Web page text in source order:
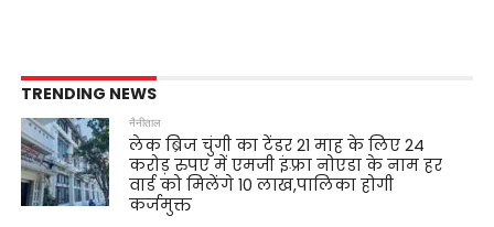
TRENDING NEWS
नैनीताल
लेक ब्रिज चुंगी का टेंडर 21 माह के लिए 24
करोड़ रुपए में एमजी इंफ़्रा नोएडा के नाम हर
वार्ड को मिलेंगे 10 लाख,पालिका होगी
कर्जमुक्त